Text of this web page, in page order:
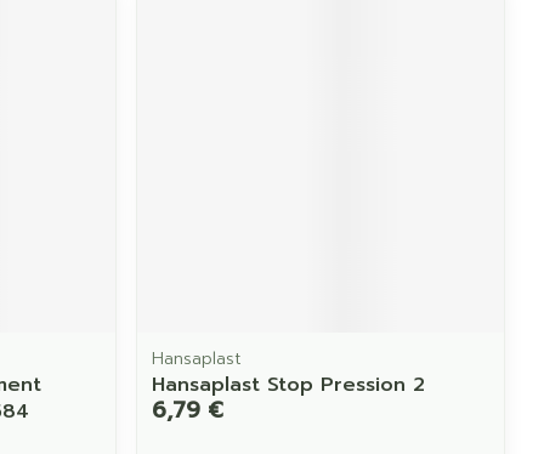
Hansaplast
Hansaplast Stop Pression 2
6,79 €